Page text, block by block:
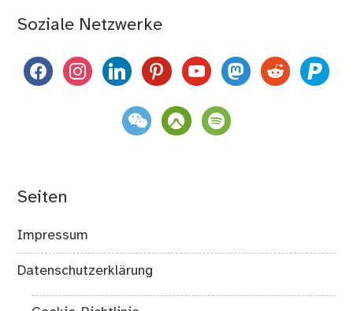
Soziale Netzwerke
facebookinstagramlinkedinpinterestyoutubemastodon
reddit paypal
weixin komootspotify
Seiten
Impressum
Datenschutzerklärung